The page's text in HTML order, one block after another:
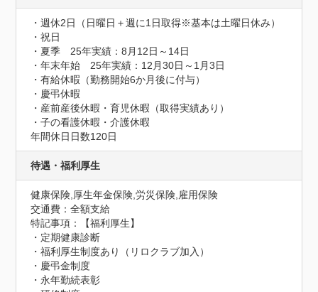
・週休2日（日曜日＋週に1日取得※基本は土曜日休み）
・祝日
・夏季　25年実績：8月12日～14日
・年末年始　25年実績：12月30日～1月3日
・有給休暇（勤務開始6か月後に付与）
・慶弔休暇
・産前産後休暇・育児休暇（取得実績あり）
・子の看護休暇・介護休暇
年間休日日数120日
待遇・福利厚生
健康保険,厚生年金保険,労災保険,雇用保険
交通費：全額支給
特記事項：【福利厚生】
・定期健康診断
・福利厚生制度あり（リロクラブ加入）
・慶弔金制度
・永年勤続表彰